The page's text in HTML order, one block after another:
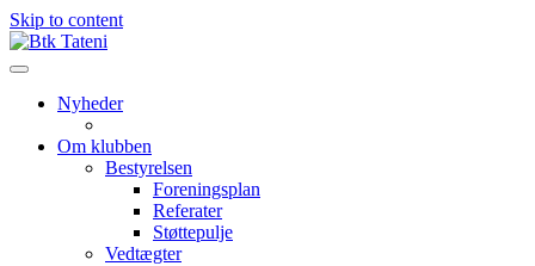
Skip to content
Nyheder
Om klubben
Bestyrelsen
Foreningsplan
Referater
Støttepulje
Vedtægter